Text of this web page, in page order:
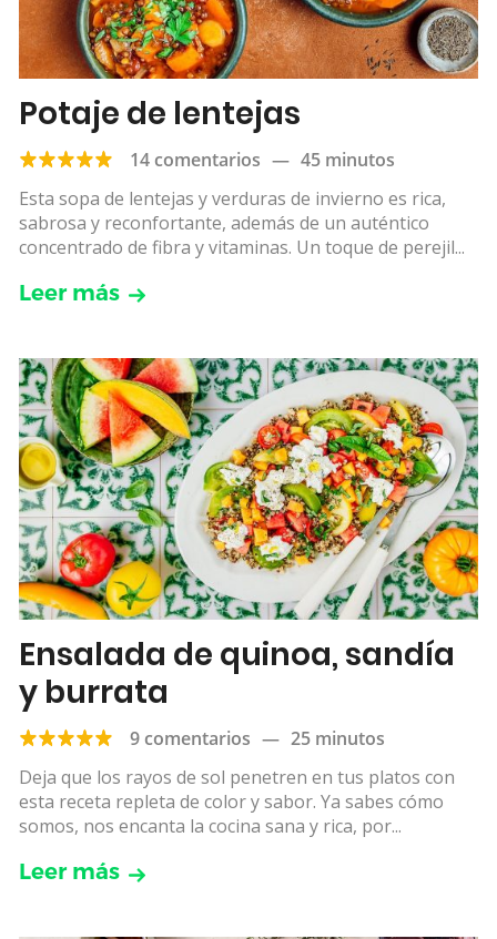
Potaje de lentejas
14 comentarios — 45 minutos
Esta sopa de lentejas y verduras de invierno es rica,
sabrosa y reconfortante, además de un auténtico
concentrado de fibra y vitaminas. Un toque de perejil...
Leer más
Ensalada de quinoa, sandía
y burrata
9 comentarios — 25 minutos
Deja que los rayos de sol penetren en tus platos con
esta receta repleta de color y sabor. Ya sabes cómo
somos, nos encanta la cocina sana y rica, por...
Leer más